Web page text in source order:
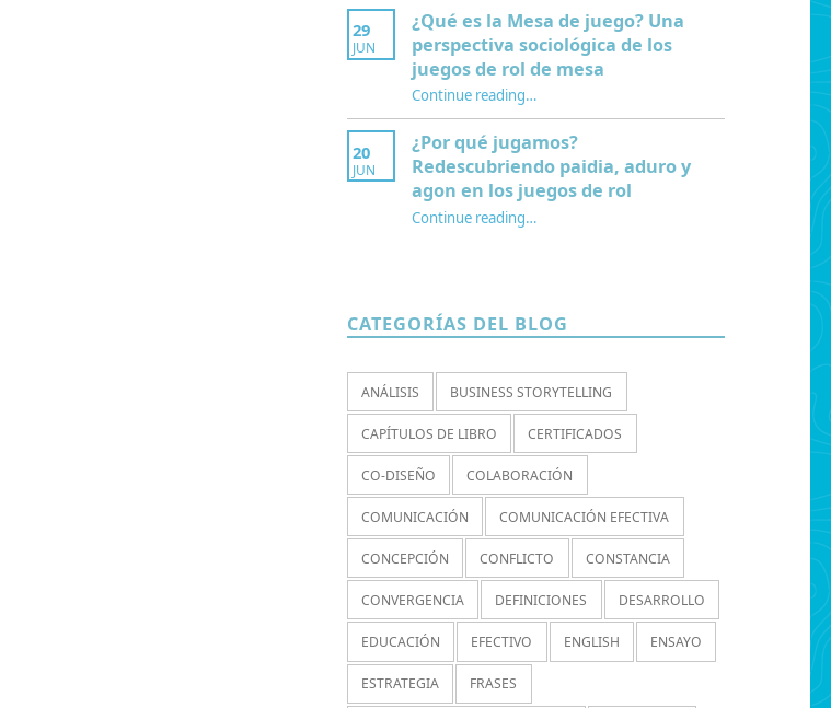
29
JUN
¿Qué es la Mesa de juego? Una
perspectiva sociológica de los
juegos de rol de mesa
Continue reading“¿Qué es la Mesa de juego? Una perspectiva sociológica de los juegos de rol de mesa”
…
20
JUN
¿Por qué jugamos?
Redescubriendo paidia, aduro y
agon en los juegos de rol
Continue reading“¿Por qué jugamos? Redescubriendo paidia, aduro y agon en los juegos de rol”
…
CATEGORÍAS DEL BLOG
ANÁLISIS BUSINESS STORYTELLING
CAPÍTULOS DE LIBRO CERTIFICADOS
CO-DISEÑO COLABORACIÓN
COMUNICACIÓN COMUNICACIÓN EFECTIVA
CONCEPCIÓN CONFLICTO CONSTANCIA
CONVERGENCIA DEFINICIONES DESARROLLO
EDUCACIÓN EFECTIVO ENGLISH ENSAYO
ESTRATEGIA FRASES